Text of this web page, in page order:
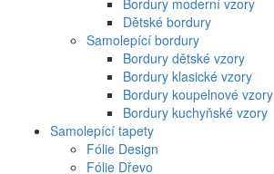
Bordury moderní vzory
Dětské bordury
Samolepící bordury
Bordury dětské vzory
Bordury klasické vzory
Bordury koupelnové vzory
Bordury kuchyňské vzory
Samolepící tapety
Fólie Design
Fólie Dřevo